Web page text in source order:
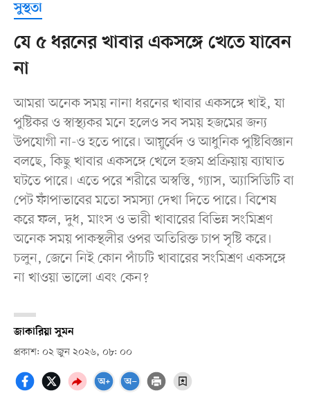
সুস্থতা
যে ৫ ধরনের খাবার একসঙ্গে খেতে যাবেন
না
আমরা অনেক সময় নানা ধরনের খাবার একসঙ্গে খাই, যা
পুষ্টিকর ও স্বাস্থ্যকর মনে হলেও সব সময় হজমের জন্য
উপযোগী না-ও হতে পারে। আয়ুর্বেদ ও আধুনিক পুষ্টিবিজ্ঞান
বলছে, কিছু খাবার একসঙ্গে খেলে হজম প্রক্রিয়ায় ব্যাঘাত
ঘটতে পারে। এতে পরে শরীরে অস্বস্তি, গ্যাস, অ্যাসিডিটি বা
পেট ফাঁপাভাবের মতো সমস্যা দেখা দিতে পারে। বিশেষ
করে ফল, দুধ, মাংস ও ভারী খাবারের বিভিন্ন সংমিশ্রণ
অনেক সময় পাকস্থলীর ওপর অতিরিক্ত চাপ সৃষ্টি করে।
চলুন, জেনে নিই কোন পাঁচটি খাবারের সংমিশ্রণ একসঙ্গে
না খাওয়া ভালো এবং কেন?
জাকারিয়া সুমন
প্রকাশ: ০২ জুন ২০২৬, ০৮: ০০